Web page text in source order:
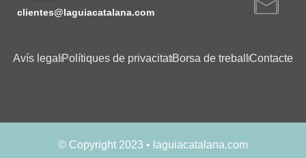
clientes@laguiacatalana.com
Avís legal Polítiques de privacitatBorsa de treball Contacte
© Copyright 2023 • laguiacatalana.com